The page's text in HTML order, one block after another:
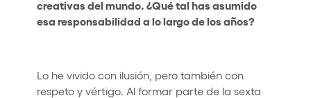
creativas del mundo. ¿Qué tal has asumido
esa responsabilidad a lo largo de los años?
Lo he vivido con ilusión, pero también con
respeto y vértigo. Al formar parte de la sexta